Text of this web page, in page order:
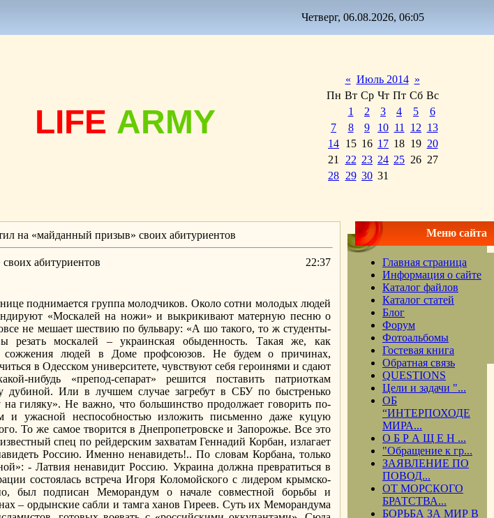
Четверг, 06.08.2026, 06:05
LIFE ARMY
« Июль 2014 »
Пн Вт Ср Чт Пт Сб Вс
1
2 3 4 5
6
7
8 9 10 11 12 13
14 15 16 17 18 19 20
21
22 23 24 25 26 27
28 29 30 31
на «майданный призыв» своих абитуриентов
абитуриентов
22:37
поднимается группа молодчиков. Около сотни молодых людей
«Москалей на ножи» и выкрикивают матерную песню о
не мешает шествию по бульвару: «А шо такого, то ж студенты-
москалей – украинская обыденность. Такая же, как
сожжения людей в Доме профсоюзов. Не будем о причинах,
в Одесском университете, чувствуют себя героинями и сдают
нибудь «препод-сепарат» решится поставить патриоткам
дубиной. Или в лучшем случае загребут в СБУ по быстренько
гиляку». Не важно, что большинство продолжает говорить по-
и ужасной неспособностью изложить письменно даже куцую
То же самое творится в Днепропетровске и Запорожье. Все это
спец по рейдерским захватам Геннадий Корбан, излагает
Россию. Именно ненавидеть!.. По словам Корбана, только
- Латвия ненавидит Россию. Украина должна превратиться в
состоялась встреча Игоря Коломойского с лидером крымско-
был подписан Меморандум о начале совместной борьбы и
– ордынские сабли и тамга ханов Гиреев. Суть их Меморандума
Меню сайта
Главная страница
Информация о сайте
Каталог файлов
Каталог статей
Блог
Форум
Фотоальбомы
Гостевая книга
Обратная связь
QUESTIONS
Цели и задачи "...
ОБ
“ИНТЕРПОХОДЕ
МИРА...
О Б Р А Щ Е Н ...
"Обращение к гр...
ЗАЯВЛЕНИЕ ПО
ПОВОД...
ОТ МОРСКОГО
БРАТСТВА...
БОРЬБА ЗА МИР В